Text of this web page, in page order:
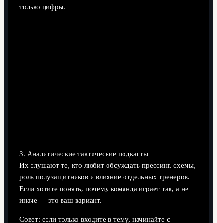
только цифры.
3. Аналитические тактические подкасты
Их слушают те, кто любит обсуждать прессинг, схемы,
роль полузащитников и влияние отдельных тренеров.
Если хотите понять, почему команда играет так, а не
иначе — это ваш вариант.
Совет: если только входите в тему, начинайте с